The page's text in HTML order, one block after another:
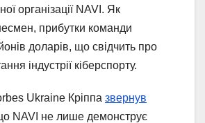
організації NAVI. Як
прибутки команди
доларів, що свідчить про
індустрії кіберспорту.
Ukraine Кріппа звернув
NAVI не лише демонструє